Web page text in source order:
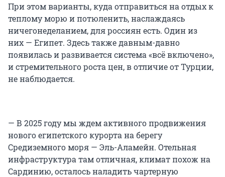
При этом варианты, куда отправиться на отдых к
теплому морю и потюленить, наслаждаясь
ничегонеделанием, для россиян есть. Один из
них — Египет. Здесь также давным-давно
появилась и развивается система «всё включено»,
и стремительного роста цен, в отличие от Турции,
не наблюдается.
— В 2025 году мы ждем активного продвижения
нового египетского курорта на берегу
Средиземного моря — Эль-Аламейн. Отельная
инфраструктура там отличная, климат похож на
Сардинию, осталось наладить чартерную